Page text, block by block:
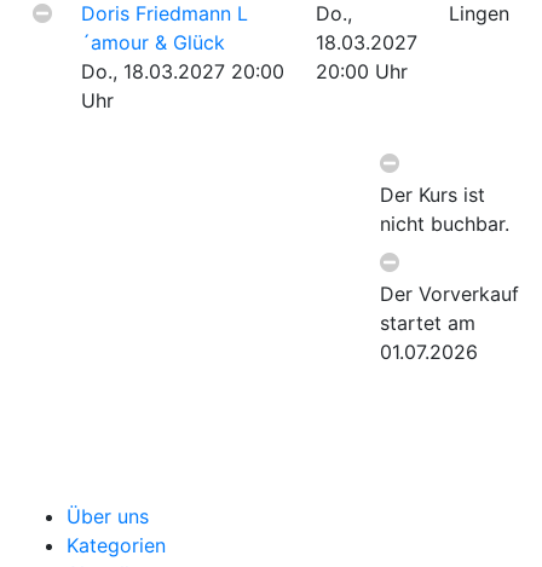
Doris Friedmann L
´amour & Glück
Do., 18.03.2027 20:00
Uhr
Do.,
18.03.2027
20:00 Uhr
Lingen
Der Kurs ist
nicht buchbar.
Der Vorverkauf
startet am
01.07.2026
Über uns
Kategorien